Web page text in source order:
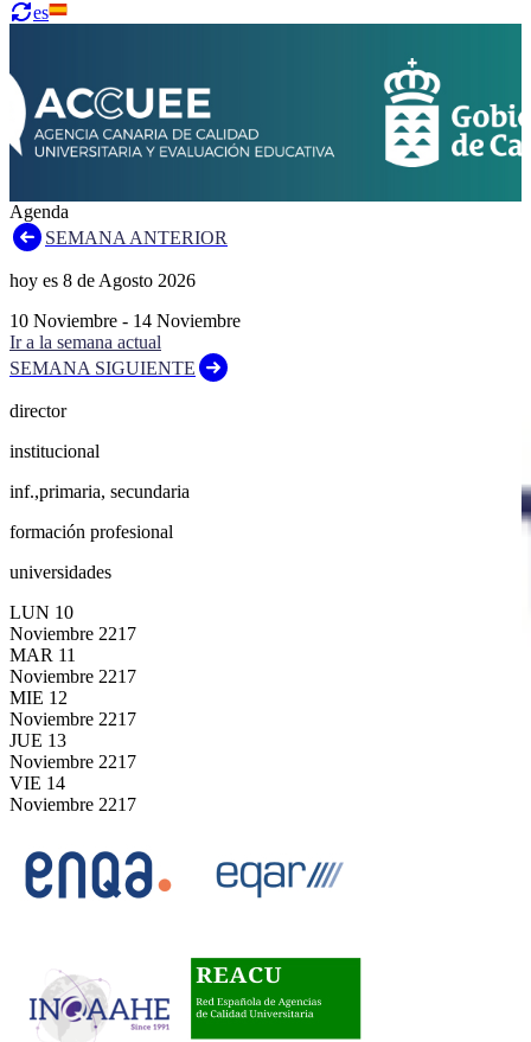
es
Agenda
SEMANA ANTERIOR
hoy es 8 de Agosto 2026
10 Noviembre - 14 Noviembre
Ir a la semana actual
SEMANA SIGUIENTE
director
institucional
inf.,primaria, secundaria
formación profesional
universidades
LUN 10
Noviembre 2217
MAR 11
Noviembre 2217
MIE 12
Noviembre 2217
JUE 13
Noviembre 2217
VIE 14
Noviembre 2217